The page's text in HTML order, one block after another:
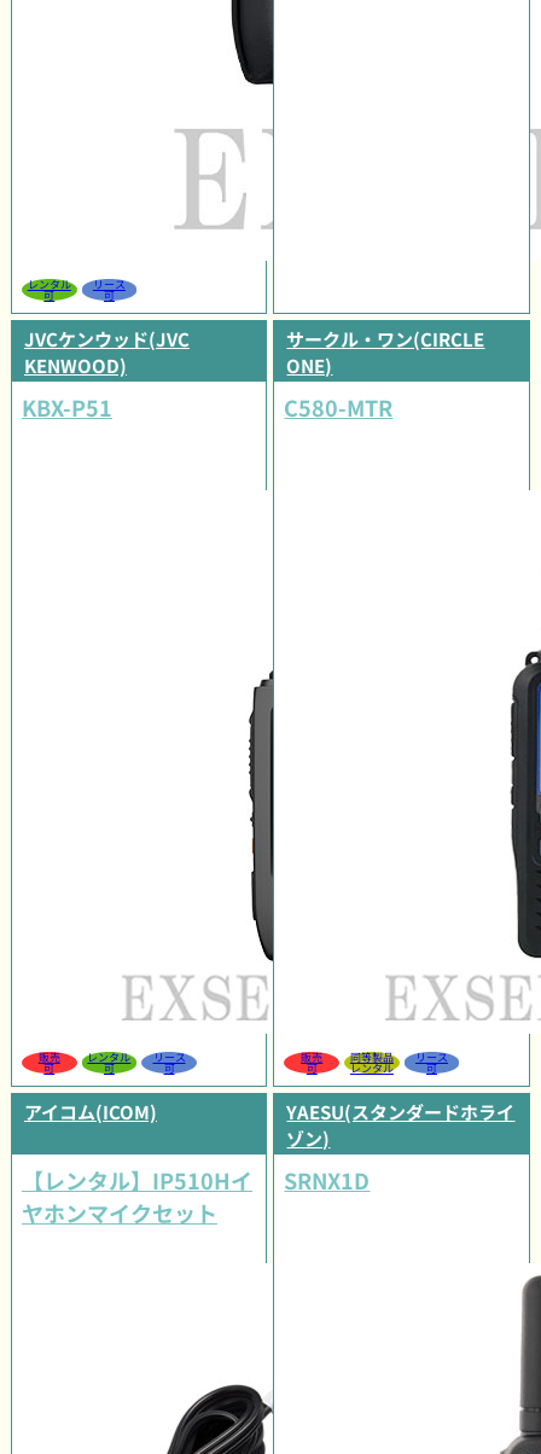
レンタル
可
リース
可
JVCケンウッド(JVC
KENWOOD)
KBX-P51
販売
可
レンタル
可
リース
可
サークル・ワン(CIRCLE
ONE)
C580-MTR
販売
可
同等製品
レンタル
リース
可
アイコム(ICOM)
【レンタル】IP510Hイ
ヤホンマイクセット
YAESU(スタンダードホライ
ゾン)
SRNX1D